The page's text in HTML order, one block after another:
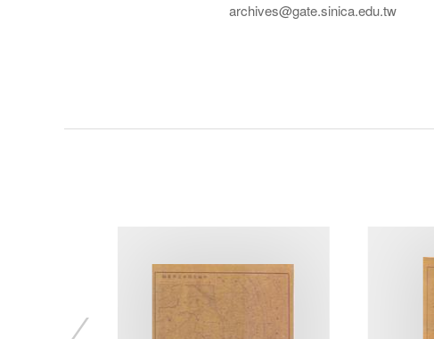
archives@gate.sinica.edu.tw